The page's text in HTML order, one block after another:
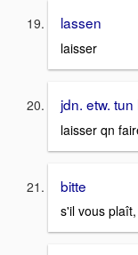
lassen
laisser
jdn. etw.
laisser qn
bitte
s'il vous